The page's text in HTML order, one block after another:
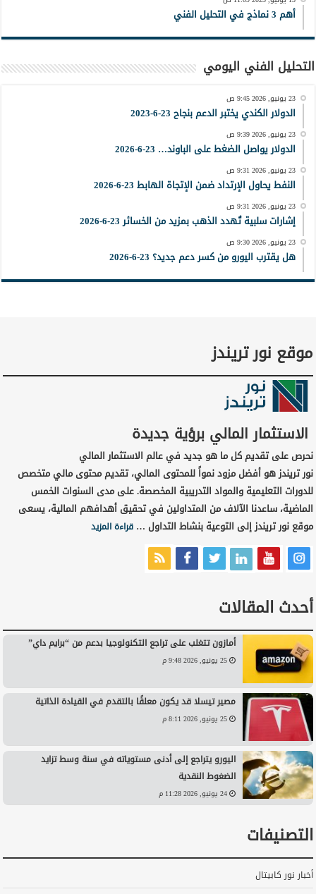
أهم 3 نماذج في التحليل الفني
التحليل الفني اليومي
23 يونيو, 2026 9:45 ص
الدولار الكندي يختبر الدعم بنجاح 23-6-2023
23 يونيو, 2026 9:39 ص
الدولار يواصل الضغط على الباوند… 23-6-2026
23 يونيو, 2026 9:31 ص
النفط يحاول الإرتداد ضمن الإتجاة الهابط 23-6-2026
23 يونيو, 2026 9:31 ص
إشارات سلبية تُهدد الذهب بمزيد من الخسائر 23-6-2026
23 يونيو, 2026 9:30 ص
هل يقترب اليورو من كسر دعم جديد؟ 23-6-2026
موقع نور تريندز
الاستثمار المالي برؤية جديدة
نحرص على تقديم كل ما هو جديد في عالم الاستثمار المالي
نور تريندز هو أفضل مزود نمواً للمحتوى المالي، تقديم محتوى مالي متخصص
للدورات التعليمية والمواد التدريبية المخصصة. على مدى السنوات الخمس
الماضية، ساعدنا الآلاف من المتداولين في تحقيق أهدافهم المالية، يسعى
موقع نور تريندز إلى التوعية بنشاط التداول …قراءة المزيد
أحدث المقالات
أمازون تتغلب على تراجع التكنولوجيا بدعم من “برايم داي”
25 يونيو, 2026 9:48 م
مصير تيسلا قد يكون معلقًا بالتقدم في القيادة الذاتية
25 يونيو, 2026 8:11 م
اليورو يتراجع إلى أدنى مستوياته في سنة وسط تزايد
الضغوط النقدية
24 يونيو, 2026 11:28 م
التصنيفات
أخبار نور كابيتال